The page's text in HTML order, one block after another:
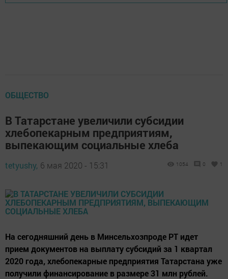
ОБЩЕСТВО
В Татарстане увеличили субсидии
хлебопекарным предприятиям,
выпекающим социальные хлеба
tetyushy, 6 мая 2020 - 15:31 1054 0 1
На сегодняшний день в Минсельхозпроде РТ идет
прием документов на выплату субсидий за 1 квартал
2020 года, хлебопекарные предприятия Татарстана уже
получили финансирование в размере 31 млн рублей.